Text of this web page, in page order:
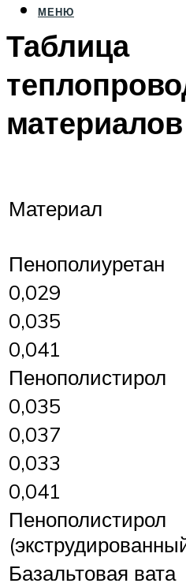
МЕНЮ
Таблица
материалов
Материал
Пенополиуретан
0,029
0,035
0,041
Пенополистирол
0,035
0,037
0,033
0,041
Пенополистирол
Базальтовая вата